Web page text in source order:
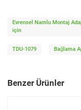
Evrensel Namlu Montaj
için
TDU-1079 Bağlama
Benzer Ürünler